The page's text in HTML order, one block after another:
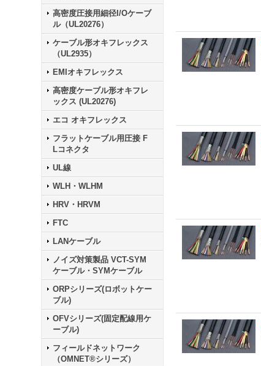
高密度圧接用細径I/Oケーブ
ル（UL20276）
ケーブル形オキフレックス
（UL2935）
EMIオキフレックス
高密度ケーブル形オキフレ
ックス (UL20276)
エコ オキフレックス
フラットケーブル用圧接 F
Lコネクタ
UL線
WLH・WLHM
HRV・HRVM
FTC
LANケーブル
ノイズ対策製品 VCT-SYM
ケーブル・SYMケーブル
ORPシリーズ(ロボットケー
ブル)
OFVシリーズ(固定配線用ケ
ーブル)
フィールドネットワーク
（OMNET®シリーズ）